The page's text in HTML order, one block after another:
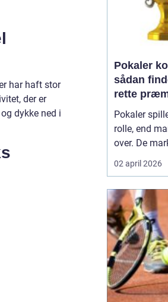
har haft stor
der er
dykke ned i
Pokaler
sådan
rette
enhver
Pokaler
rolle, end
over. De
milepæl,
fællesskabet
hylden i
omkring
stort behov
til både
skoler,
02 april 2026